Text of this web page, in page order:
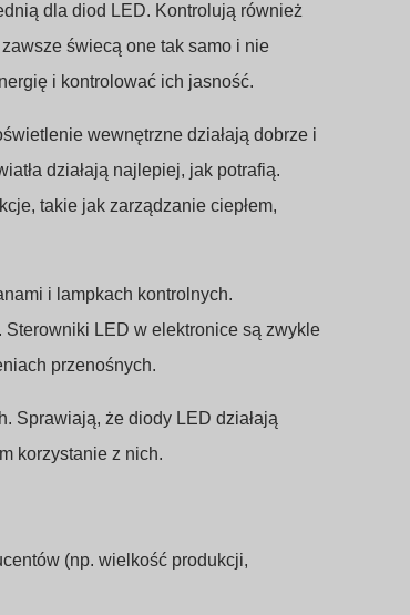
dla diod LED. Kontrolują również
świecą one tak samo i nie
i kontrolować ich jasność.
wewnętrzne działają dobrze i
działają najlepiej, jak potrafią.
takie jak zarządzanie ciepłem,
i lampkach kontrolnych.
LED w elektronice są zwykle
przenośnych.
Sprawiają, że diody LED działają
korzystanie z nich.
(np. wielkość produkcji,